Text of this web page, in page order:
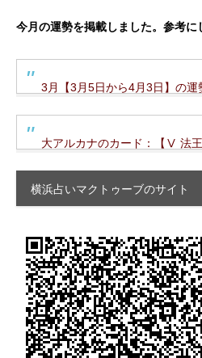
今月の運勢を掲載しました。参考に
3月【3月5日から4月3日】の運
大アルカナのカード：【Ⅴ 法王
横浜占いマクトゥーブのサイト